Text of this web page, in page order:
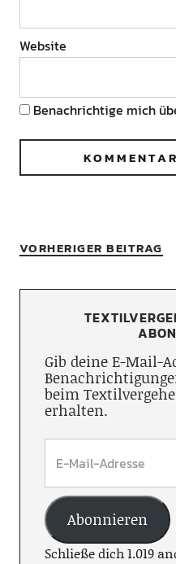
Website
Benachrichtige mich
VORHERIGER BEITRAG
Gib deine E-Mail-
beim
erhalten.
Abonnieren
Schließe dich 1.019